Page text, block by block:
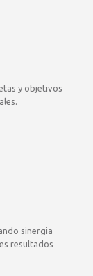
y objetivos
sinergia
resultados